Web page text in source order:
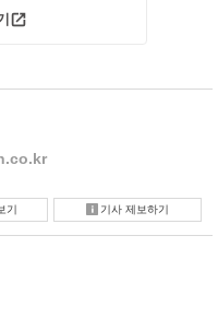
기 기사 제보하기